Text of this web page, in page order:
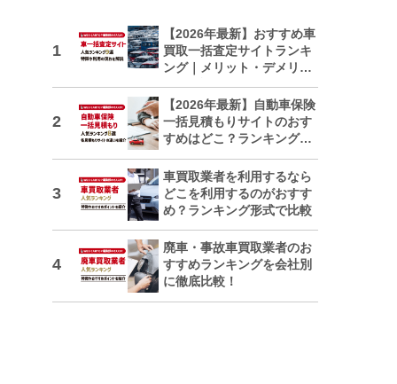
【2026年最新】おすすめ車
買取一括査定サイトランキ
ング｜メリット・デメリッ
トも解説
【2026年最新】自動車保険
一括見積もりサイトのおす
すめはどこ？ランキングで
車買取業者を利用するなら
どこを利用するのがおすす
め？ランキング形式で比較
廃車・事故車買取業者のお
すすめランキングを会社別
に徹底比較！